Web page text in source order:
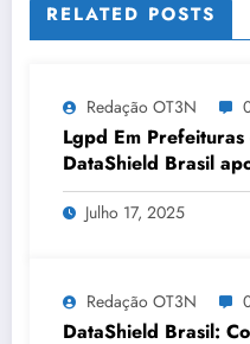
RELATED POSTS
Redação OT3N
Lgpd Em
DataShield Brasil
Série DataShield 121
Julho 17, 2025
Redação OT3N
DataShield Brasil: